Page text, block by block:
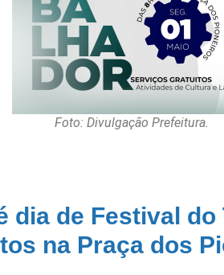
Foto: Divulgação Prefeitura.
dia de Festival
na Praça dos